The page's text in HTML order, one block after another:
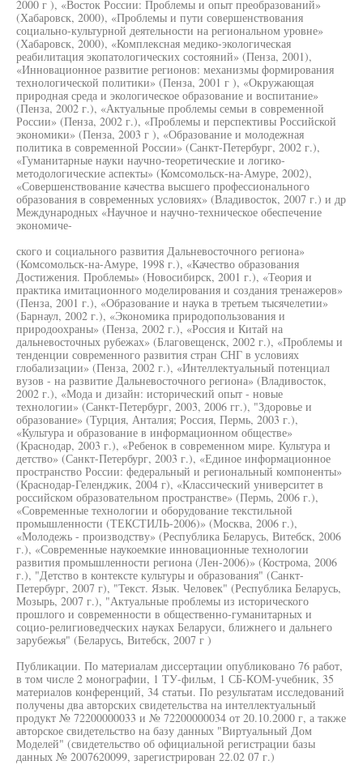
2000 г ), «Восток России: Проблемы и опыт преобразований»
(Хабаровск, 2000), «Проблемы и пути совершенствования
социально-культурной деятельности на региональном уровне»
(Хабаровск, 2000), «Комплексная медико-экологическая
реабилитация экопатологических состояний» (Пенза, 2001),
«Инновационное развитие регионов: механизмы формирования
технологической политики» (Пенза, 2001 г ), «Окружающая
природная среда и экологическое образование и воспитание»
(Пенза, 2002 г.), «Актуальные проблемы семьи в современной
России» (Пенза, 2002 г.), «Проблемы и перспективы Российской
экономики» (Пенза, 2003 г ), «Образование и молодежная
политика в современной России» (Санкт-Петербург, 2002 г.),
«Гуманитарные науки научно-теоретические и логико-
методологические аспекты» (Комсомольск-на-Амуре, 2002),
«Совершенствование качества высшего профессионального
образования в современных условиях» (Владивосток, 2007 г.) и др
Международных «Научное и научно-техническое обеспечение
экономиче-
ского и социального развития Дальневосточного региона»
(Комсомольск-на-Амуре, 1998 г.), «Качество образования
Достижения. Проблемы» (Новосибирск, 2001 г.), «Теория и
практика имитационного моделирования и создания тренажеров»
(Пенза, 2001 г.), «Образование и наука в третьем тысячелетии»
(Барнаул, 2002 г.), «Экономика природопользования и
природоохраны» (Пенза, 2002 г.), «Россия и Китай на
дальневосточных рубежах» (Благовещенск, 2002 г.), «Проблемы и
тенденции современного развития стран СНГ в условиях
глобализации» (Пенза, 2002 г.), «Интеллектуальный потенциал
вузов - на развитие Дальневосточного региона» (Владивосток,
2002 г.), «Мода и дизайн: исторический опыт - новые
технологии» (Санкт-Петербург, 2003, 2006 гг.), "Здоровье и
образование» (Турция, Анталия; Россия, Пермь, 2003 г.),
«Культура и образование в информационном обществе»
(Краснодар, 2003 г.), «Ребенок в современном мире. Культура и
детство» (Санкт-Петербург, 2003 г.), «Единое информационное
пространство России: федеральный и региональный компоненты»
(Краснодар-Геленджик, 2004 г), «Классический университет в
российском образовательном пространстве» (Пермь, 2006 г.),
«Современные технологии и оборудование текстильной
промышленности (ТЕКСТИЛЬ-2006)» (Москва, 2006 г.),
«Молодежь - производству» (Республика Беларусь, Витебск, 2006
г.), «Современные наукоемкие инновационные технологии
развития промышленности региона (Лен-2006)» (Кострома, 2006
г.), "Детство в контексте культуры и образования" (Санкт-
Петербург, 2007 г), "Текст. Язык. Человек" (Республика Беларусь,
Мозырь, 2007 г.), "Актуальные проблемы из исторического
прошлого и современности в общественно-гуманитарных и
социо-религиоведческих науках Беларуси, ближнего и дальнего
зарубежья" (Беларусь, Витебск, 2007 г )
Публикации. По материалам диссертации опубликовано 76 работ,
в том числе 2 монографии, 1 ТУ-фильм, 1 СБ-КОМ-учебник, 35
материалов конференций, 34 статьи. По результатам исследований
получены два авторских свидетельства на интеллектуальный
продукт № 72200000033 и № 72200000034 от 20.10.2000 г, а также
авторское свидетельство на базу данных "Виртуальный Дом
Моделей" (свидетельство об официальной регистрации базы
данных № 2007620099, зарегистрирован 22.02 07 г.)